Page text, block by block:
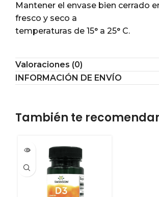
Mantener el envase bien cerrado
fresco y seco a
temperaturas de 15° a 25° C.
Valoraciones (0)
INFORMACIÓN DE ENVÍO
También te